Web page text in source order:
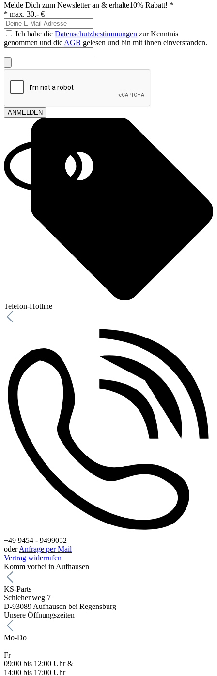
Melde Dich zum Newsletter an & erhalte10% Rabatt! *
* max. 30,- €
Ich habe die Datenschutzbestimmungen zur Kenntnis
genommen und die AGB gelesen und bin mit ihnen einverstanden.
ANMELDEN
Telefon-Hotline
+49 9454 - 9499052
oderAnfrage per Mail
Vertrag widerrufen
Komm vorbei in Aufhausen
KS-Parts
Schlehenweg 7
D-93089 Aufhausen bei Regensburg
Unsere Öffnungszeiten
Mo-Do
Fr
09:00 bis 12:00 Uhr &
14:00 bis 17:00 Uhr